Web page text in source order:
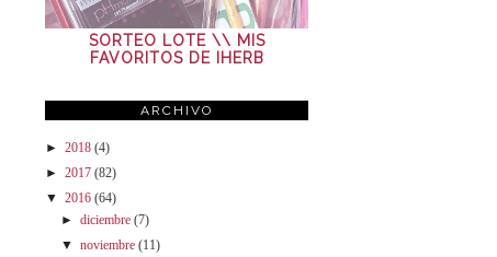
SORTEO LOTE \\ MIS
FAVORITOS DE IHERB
ARCHIVO
► 2018 (4)
► 2017 (82)
▼ 2016 (64)
►diciembre (7)
▼ noviembre (11)